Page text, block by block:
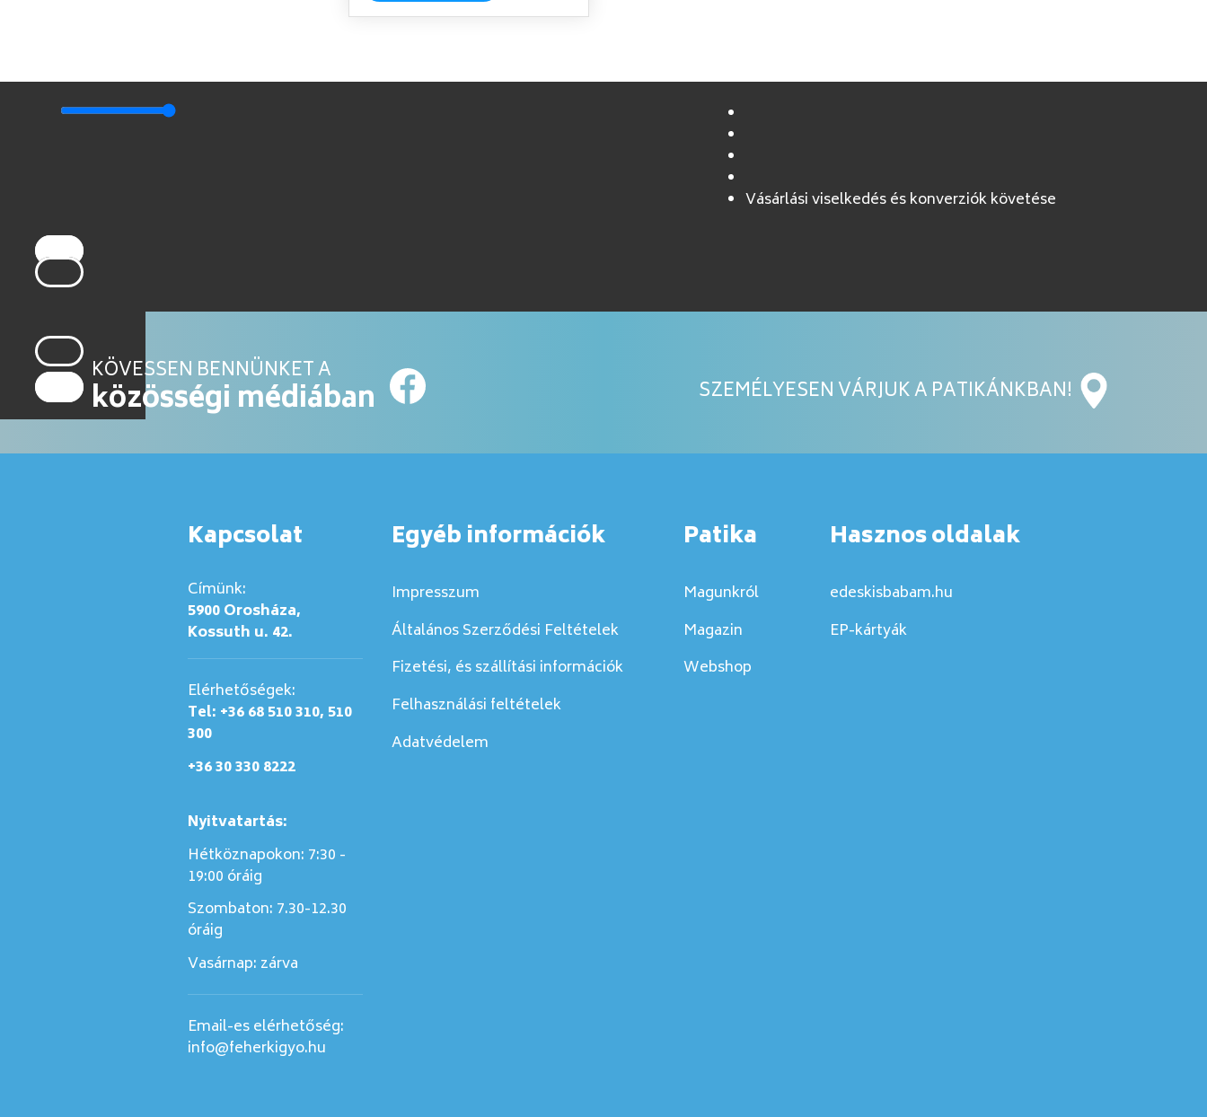
Vásárlási viselkedés és konverziók követése
KÖVESSEN BENNÜNKET A
közösségi médiában SZEMÉLYESEN VÁRJUK A PATIKÁNKBAN!
Kapcsolat
Címünk:
5900 Orosháza,
Kossuth u. 42.
Elérhetőségek:
Tel: +36 68 510 310, 510
300
+36 30 330 8222
Nyitvatartás:
Hétköznapokon: 7:30 -
19:00 óráig
Szombaton: 7.30-12.30
óráig
Vasárnap: zárva
Email-es elérhetőség:
info@feherkigyo.hu
Egyéb információk
Impresszum
Általános Szerződési Feltételek
Fizetési, és szállítási információk
Felhasználási feltételek
Adatvédelem
Patika
Magunkról
Magazin
Webshop
Hasznos oldalak
edeskisbabam.hu
EP-kártyák